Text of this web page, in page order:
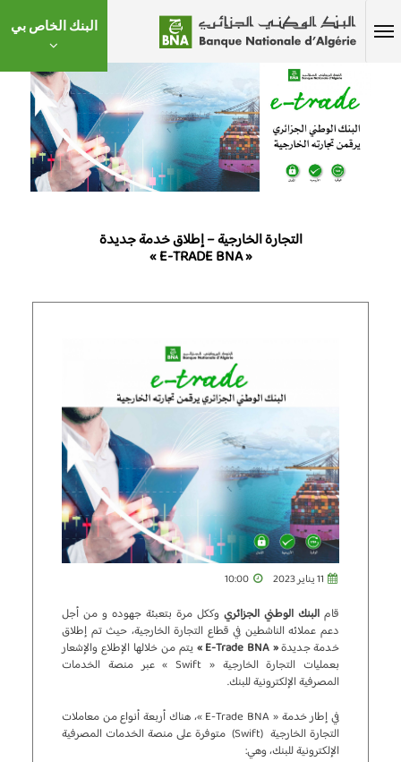
البنك الخاص بي
التجارة الخارجية – إطلاق خدمة جديدة
« E-TRADE BNA »
قام البنك الوطني الجزائري وككل مرة بتعبئة جهوده و من أجل
دعم عملائه الناشطين في قطاع التجارة الخارجية، حيث تم إطلاق
خدمة جديدة« E-Trade BNA »
يتم من خلالها الإطلاع والإشعار
بعمليات التجارة الخارجية « Swift » عبر منصة الخدمات
المصرفية الإلكترونية للبنك.
في إطار خدمة « E-Trade BNA »، هناك أربعة أنواع من معاملات
التجارة الخارجية (Swift) متوفرة على منصة الخدمات المصرفية
الإلكترونية للبنك، وهي: